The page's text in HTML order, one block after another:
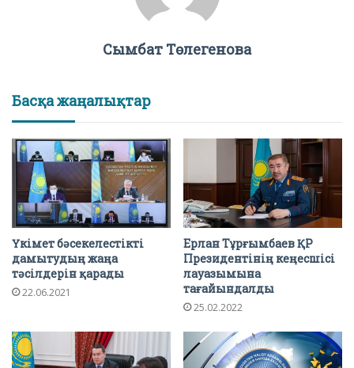
Сымбат Төлегенова
Басқа жаңалықтар
Үкімет бәсекелестікті
дамытудың жаңа
тәсілдерін қарады
22.06.2021
Ерлан Тұрғымбаев ҚР
Президентінің кеңесшісі
лауазымына
тағайындалды
25.02.2022